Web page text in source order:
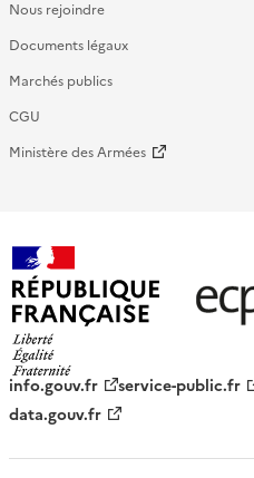
Nous rejoindre
Documents légaux
Marchés publics
CGU
Ministère des Armées
française - ECPAD
info.gouv.fr service-public.fr
data.gouv.fr